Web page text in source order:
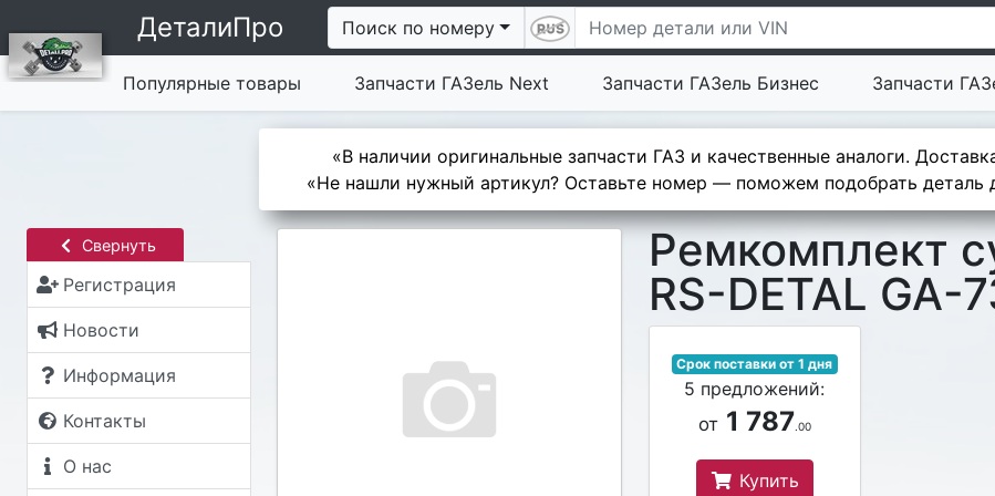
ДеталиПро Поиск по номеру
Популярные товары Запчасти ГАЗель Next Запчасти ГАЗель Бизнес Запчасти
«В наличии оригинальные запчасти ГАЗ и качественные аналоги.
«Не нашли нужный артикул? Оставьте номер — поможем подобрать деталь
Свернуть
Регистрация
Новости
Информация
Контакты
О нас
Ремкомплект
RS-DETAL GA-
Срок поставки от 1 дня
5 предложений:
от 1 787.00
Купить